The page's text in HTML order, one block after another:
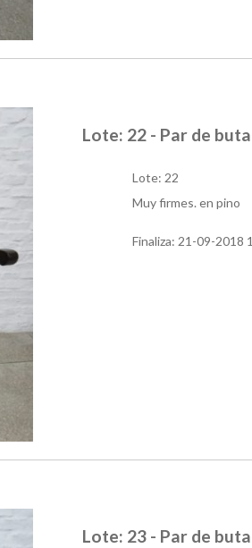
Lote: 22 - Par de
Lote: 22
Muy firmes. en pino
Finaliza: 21-09-2018
Lote: 23 - Par de